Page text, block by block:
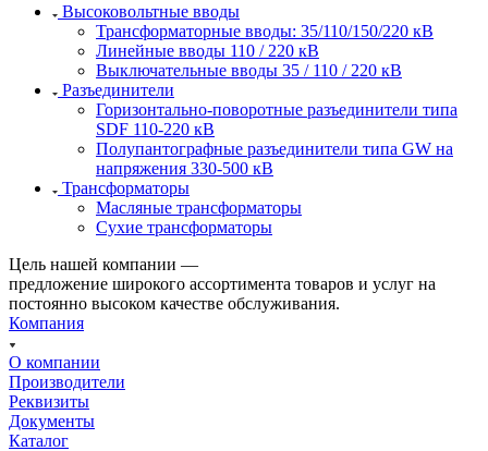
Высоковольтные вводы
Трансформаторные вводы: 35/110/150/220 кВ
Линейные вводы 110 / 220 кВ
Выключательные вводы 35 / 110 / 220 кВ
Разъединители
Горизонтально-поворотные разъединители типа
SDF 110-220 кВ
Полупантографные разъединители типа GW на
напряжения 330-500 кВ
Трансформаторы
Масляные трансформаторы
Сухие трансформаторы
Цель нашей компании —
предложение широкого ассортимента товаров и услуг на
постоянно высоком качестве обслуживания.
Компания
О компании
Производители
Реквизиты
Документы
Каталог